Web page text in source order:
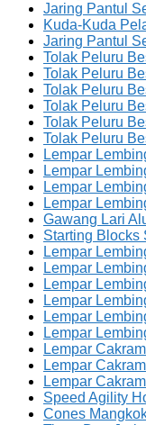
Jaring Pantul
Kuda-Kuda
Jaring Pantul
Tolak Peluru
Tolak Peluru
Tolak Peluru
Tolak Peluru
Tolak Peluru
Tolak Peluru
Lempar
Lempar
Lempar
Lempar
Gawang Lari
Starting Blocks
Lempar
Lempar
Lempar
Lempar
Lempar
Lempar
Lempar
Lempar
Lempar
Speed Agility
Cones